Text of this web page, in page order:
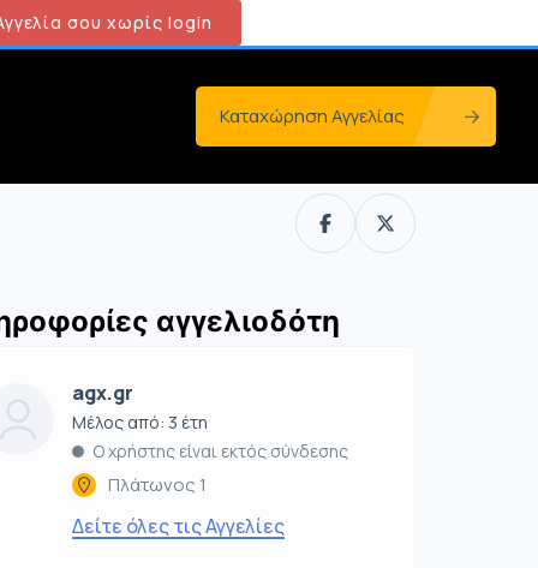
σου χωρίς login
Καταχώρηση Αγγελίας
αγγελιοδότη
agx.gr
Μέλος από: 3 έτη
Ο χρήστης είναι εκτός σύνδεσης
Πλάτωνος 1
Δείτε όλες τις Αγγελίες